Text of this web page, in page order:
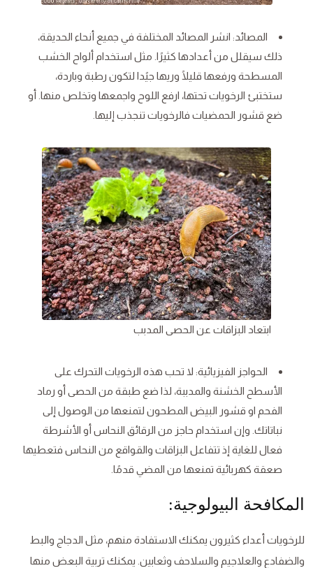
المصائد: انشر المصائد المختلفة في جميع أنحاء الحديقة،
ذلك سيقلل من أعدادها كثيرًا. مثل استخدام ألواح الخشب
المسطحة ورفعها قليلًا وريها جيًدا لتكون رطبة وباردة،
ستختبئ الرخويات تحتها، ارفع اللوح واجمعها وتخلص منها. أو
ضع قشور الحمضيات فالرخويات تنجذب إليها.
ابتعاد البزاقات عن الحصى المدبب
الحواجز الفيزيائية: لا تحب هذه الرخويات التحرك على
الأسطح الخشنة والمدببة، لذا ضع طبقة من الحصى أو رماد
الفحم او قشور البيض المطحون لتمنعها من الوصول إلى
نباتاتك. وإن استخدام حاجز من الرقائق النحاس أو الأشرطة
فعال للغاية إذ تتفاعل البزاقات والقواقع من النحاس فتعطيها
صعقة كهربائية تمنعها من المضي قدمًا.
المكافحة البيولوجية:
للرخويات أعداء كثيرون يمكنك الاستفادة منهم، مثل الدجاج والبط
والضفادع والعلاجيم والسلاحف وثعابين. يمكنك تربية البعض منها